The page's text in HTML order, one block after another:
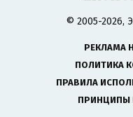
© 2005-2026,
РЕКЛАМА
ПОЛИТИКА
ПРАВИЛА
ПРИНЦИПЫ